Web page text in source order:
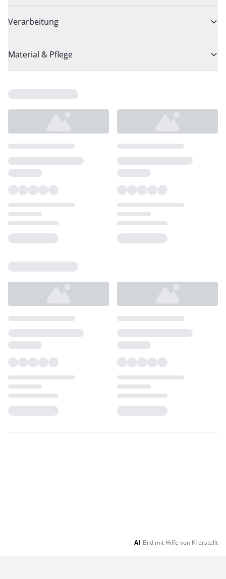
Verarbeitung
Material & Pflege
AI Bild mit Hilfe von KI erstellt